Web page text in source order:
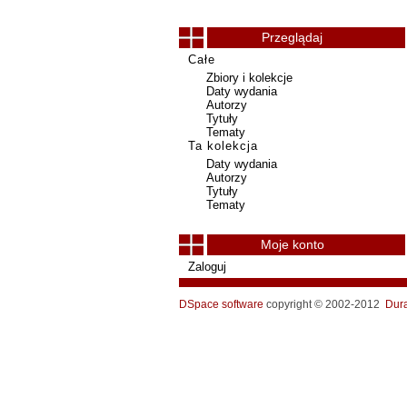
Przeglądaj
Całe
Zbiory i kolekcje
Daty wydania
Autorzy
Tytuły
Tematy
Ta kolekcja
Daty wydania
Autorzy
Tytuły
Tematy
Moje konto
Zaloguj
DSpace software copyright © 2002-2012